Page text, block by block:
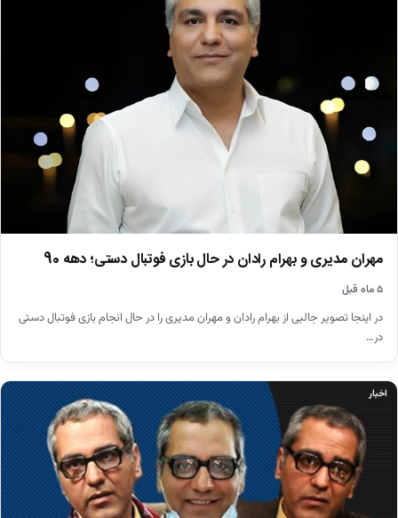
مهران مدیری و بهرام رادان در حال بازی فوتبال دستی؛ دهه 90
۵ ماه قبل
در اینجا تصویر جالبی از بهرام رادان و مهران مدیری را در حال انجام بازی فوتبال دستی
در…
اخبار